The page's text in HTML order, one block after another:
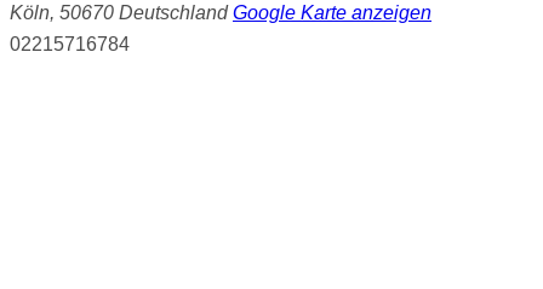
Köln, 50670 Deutschland Google Karte anzeigen
02215716784